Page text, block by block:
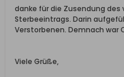
danke für die Zusendung
Sterbeeintrags. Darin
Verstorbenen. Demnach war
Viele Grüße,